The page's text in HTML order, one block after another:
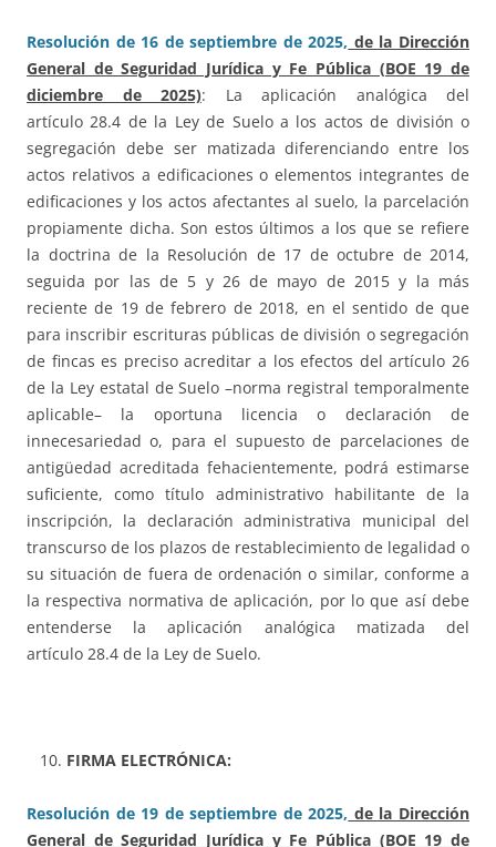
Resolución de 16 de septiembre de 2025, de la Dirección
General de Seguridad Jurídica y Fe Pública (BOE 19 de
diciembre de 2025): La aplicación analógica del
artículo 28.4 de la Ley de Suelo a los actos de división o
segregación debe ser matizada diferenciando entre los
actos relativos a edificaciones o elementos integrantes de
edificaciones y los actos afectantes al suelo, la parcelación
propiamente dicha. Son estos últimos a los que se refiere
la doctrina de la Resolución de 17 de octubre de 2014,
seguida por las de 5 y 26 de mayo de 2015 y la más
reciente de 19 de febrero de 2018, en el sentido de que
para inscribir escrituras públicas de división o segregación
de fincas es preciso acreditar a los efectos del artículo 26
de la Ley estatal de Suelo –norma registral temporalmente
aplicable– la oportuna licencia o declaración de
innecesariedad o, para el supuesto de parcelaciones de
antigüedad acreditada fehacientemente, podrá estimarse
suficiente, como título administrativo habilitante de la
inscripción, la declaración administrativa municipal del
transcurso de los plazos de restablecimiento de legalidad o
su situación de fuera de ordenación o similar, conforme a
la respectiva normativa de aplicación, por lo que así debe
entenderse la aplicación analógica matizada del
artículo 28.4 de la Ley de Suelo.
FIRMA ELECTRÓNICA:
Resolución de 19 de septiembre de 2025, de la Dirección
General de Seguridad Jurídica y Fe Pública (BOE 19 de